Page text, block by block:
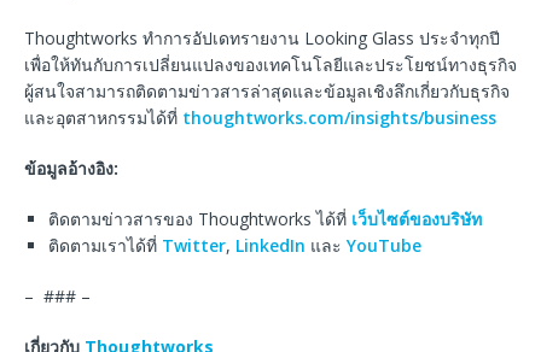
Thoughtworks ทำการอัปเดทรายงาน Looking Glass ประจำทุกปี
เพื่อให้ทันกับการเปลี่ยนแปลงของเทคโนโลยีและประโยชน์ทางธุรกิจ
ผู้สนใจสามารถติดตามข่าวสารล่าสุดและข้อมูลเชิงลึกเกี่ยวกับธุรกิจ
และอุตสาหกรรมได้ที่ thoughtworks.com/insights/business
ข้อมูลอ้างอิง:
ติดตามข่าวสารของ Thoughtworks ได้ที่ เว็บไซต์ของบริษัท
ติดตามเราได้ที่ Twitter, LinkedIn และYouTube
– ### –
เกี่ยวกับ Thoughtworks